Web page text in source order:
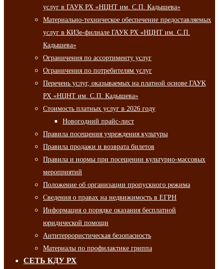
услуг в ГАУК РХ «НЦНТ им. С.П. Кадышева»
Материально-техническое обеспечение предоставляемых
услуг в КИЗе-филиале ГАУК РХ «НЦНТ им. С.П.
Кадышева»
Ограничения по ассортименту услуг
Ограничения по потребителям услуг
Перечень услуг, оказываемых на платной основе ГАУК
РХ «НЦНТ им. С.П. Кадышева»
Стоимость платных услуг в 2026 году
Новогодний прайс-лист
Правила посещения учреждения культуры
Правила продажи и возврата билетов
Правила и нормы при посещении культурно-массовых
мероприятий
Положение об организации пропускного режима
Сведения о правах на недвижимость в ЕГРН
Информация о порядке оказания бесплатной
юридической помощи
Антитеррористическая безопасность
Материалы по профилактике гриппа
СЕТЬ КДУ РХ